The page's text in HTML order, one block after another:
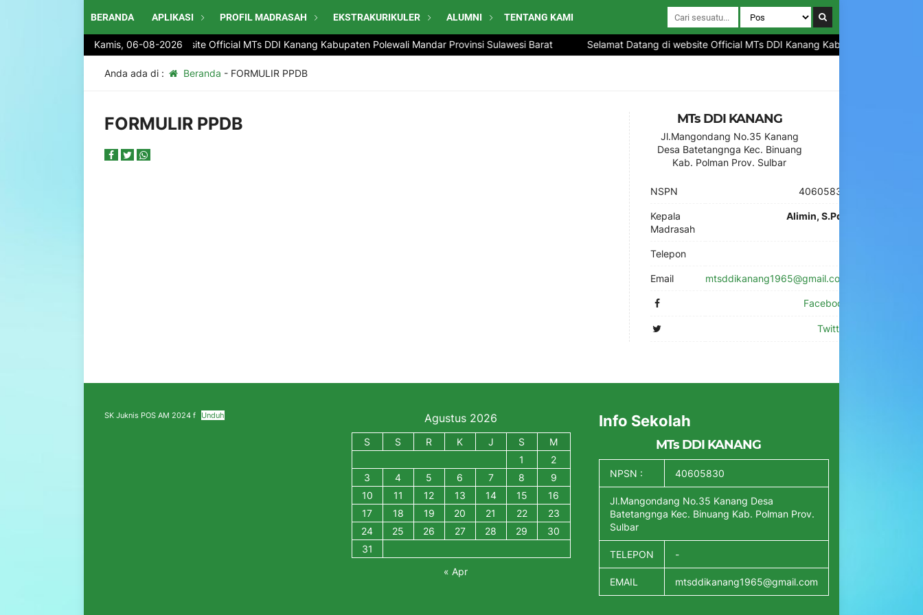
BERANDA APLIKASI PROFIL MADRASAH EKSTRAKURIKULER ALUMNI TENTANG KAMI
Kamis, 06-08-2026
Selamat Datang di website Official MTs DDI Kanang Kabupaten Polewali Mandar Provinsi Sulawesi Barat Selamat Datang di website Official MTs DDI Kanang Kabupaten Polewali
Anda ada di : Beranda - FORMULIR PPDB
FORMULIR PPDB MTs DDI KANANG
Jl.Mangondang No.35 Kanang
Desa Batetangnga Kec. Binuang
Kab. Polman Prov. Sulbar
NSPN 40605830
Kepala
Madrasah
Alimin, S.Pd.I
Telepon
Email mtsddikanang1965@gmail.com
Facebook
Twitter
SK Juknis POS AM 2024 f Unduh Agustus 2026
S S R K J S
M
1
2
3
4 5 6 7 8
9
10
11 12 13 14 15
16
17
18 19 20 21 22
23
24
25 26 27 28 29
30
31
« Apr
Info Sekolah
MTs DDI KANANG
NPSN : 40605830
Jl.Mangondang No.35 Kanang Desa
Batetangnga Kec. Binuang Kab. Polman Prov.
Sulbar
TELEPON -
EMAIL mtsddikanang1965@gmail.com